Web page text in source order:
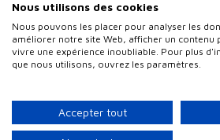
Suivez-nous
Politique de
Plan du site
Nous utilisons des cookies
Nous pouvons les placer pour analyser les
améliorer notre site Web, afficher un contenu
vivre une expérience inoubliable. Pour plus
que nous utilisons, ouvrez les paramètres.
Accepter tout